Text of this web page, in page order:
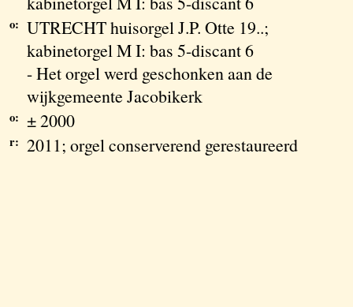
o: UTRECHT huisorgel J.P. Otte 19..;
kabinetorgel M I: bas 5-discant 6
- Het orgel werd geschonken aan de
wijkgemeente Jacobikerk
o: ± 2000
r: 2011; orgel conserverend gerestaureerd